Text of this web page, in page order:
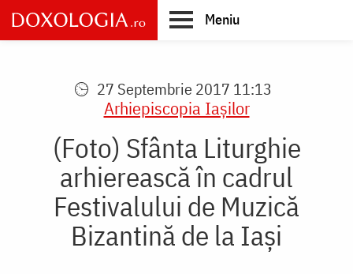
Skip
to
main
Meniu
27 Septembrie 2017 11:13
Arhiepiscopia Iaşilor
(Foto) Sfânta Liturghie
arhierească în cadrul
Festivalului de Muzică
Bizantină de la Iași